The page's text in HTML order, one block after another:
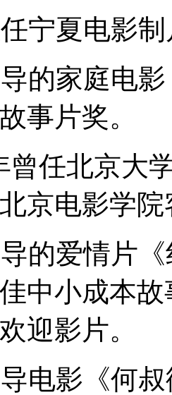
宁夏电影
的家庭电
事片奖。
曾任北京大
京电影学
的爱情片
中小成本
迎影片。
电影《何